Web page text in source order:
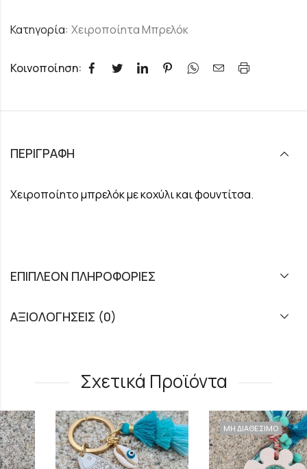
Κατηγορία: Χειροποίητα Μπρελόκ
Κοινοποίηση:
ΠΕΡΙΓΡΑΦΉ
Χειροποίητο μπρελόκ με κοχύλι και φουντίτσα.
ΕΠΙΠΛΈΟΝ ΠΛΗΡΟΦΟΡΊΕΣ
ΑΞΙΟΛΟΓΉΣΕΙΣ (0)
Σχετικά Προϊόντα
ΜΗ ΔΙΑΘΕΣΙΜΟ